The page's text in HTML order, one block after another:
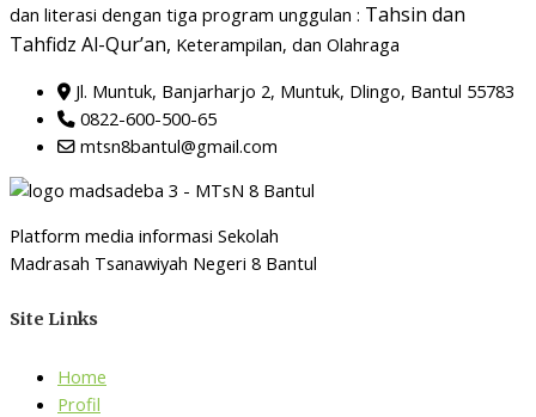
dan literasi dengan tiga program unggulan : Tahsin dan
Tahfidz Al-Qur’an, Keterampilan, dan Olahraga
Jl. Muntuk, Banjarharjo 2, Muntuk, Dlingo, Bantul 55783
0822-600-500-65
mtsn8bantul@gmail.com
Platform media informasi Sekolah
Madrasah Tsanawiyah Negeri 8 Bantul
Site Links
Home
Profil